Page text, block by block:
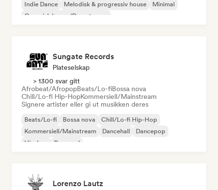
Indie Dance
Melodisk & progressiv house
Minimal
Organisk house/Downtempo
Sungate Records
Plateselskap
> 1300 svar gitt
Afrobeat/AfropopBeats/Lo-fiBossa nova
Chill/Lo-fi Hip-HopKommersiell/Mainstream
Signere artister eller gi ut musikken deres
Beats/Lo-fi Bossa nova
Chill/Lo-fi Hip-Hop
Kommersiell/Mainstream
Dancehall
Dancepop
Hip-hop
Pop-soul
Lorenzo Lautz